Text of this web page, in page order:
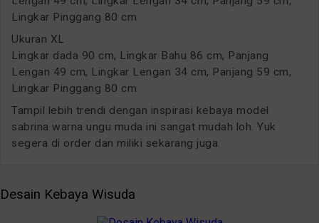
Lingkar Pinggang 80 cm
Ukuran XL
Lingkar dada 90 cm, Lingkar Bahu 86 cm, Panjang
Lengan 49 cm, Lingkar Lengan 34 cm, Panjang 59 cm,
Lingkar Pinggang 80 cm
Tampil lebih trendi dengan inspirasi kebaya model
sabrina warna ungu muda ini sangat mudah loh. Yuk
segera di order dan miliki sekarang juga.
Desain Kebaya Wisuda